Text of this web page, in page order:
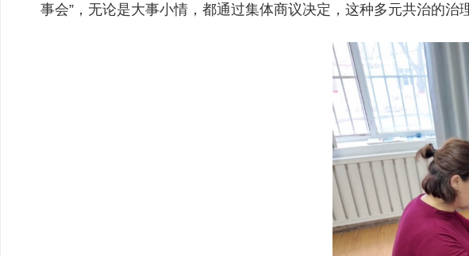
事会”，无论是大事小情，都通过集体商议决定，这种多元共治的